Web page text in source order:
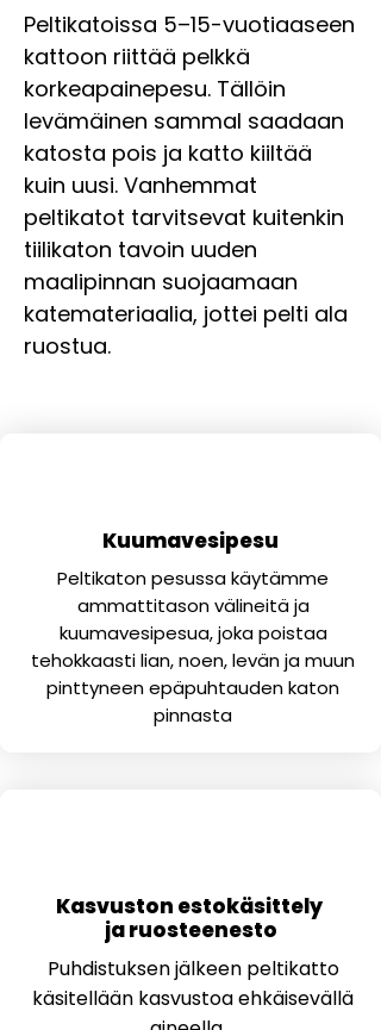
Peltikatoissa 5–15-vuotiaaseen
kattoon riittää pelkkä
korkeapainepesu. Tällöin
levämäinen sammal saadaan
katosta pois ja katto kiiltää
kuin uusi. Vanhemmat
peltikatot tarvitsevat kuitenkin
tiilikaton tavoin uuden
maalipinnan suojaamaan
katemateriaalia, jottei pelti ala
ruostua.
Kuumavesipesu
Peltikaton pesussa käytämme
ammattitason välineitä ja
kuumavesipesua, joka poistaa
tehokkaasti lian, noen, levän ja muun
pinttyneen epäpuhtauden katon
pinnasta
Kasvuston estokäsittely
ja ruosteenesto
Puhdistuksen jälkeen peltikatto
käsitellään kasvustoa ehkäisevällä